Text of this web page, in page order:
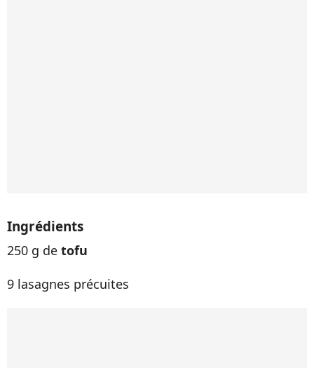
Ingrédients
250 g de tofu
9 lasagnes précuites